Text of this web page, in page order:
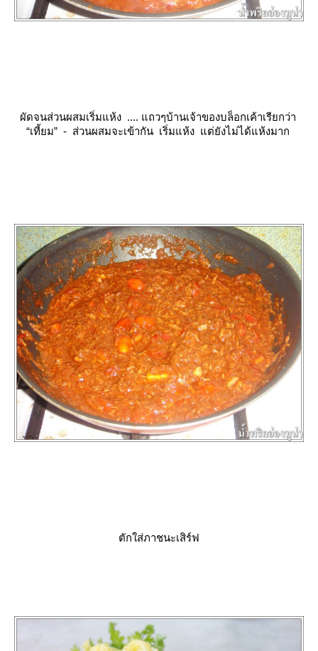
ผัดจนส่วนผสมเริ่มแห้ง .... แถวๆบ้านเจ้าของบล็อกเค้าเรียกว่า
“เที้ยม” - ส่วนผสมจะเข้ากัน เริ่มแห้ง แต่ยังไม่ได้แห้งมาก
ตักใส่ภาชนะเสิร์ฟ